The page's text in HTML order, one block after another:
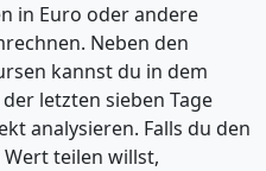
in Euro oder andere
Neben den
kannst du in dem
letzten sieben Tage
analysieren. Falls du den
teilen willst,